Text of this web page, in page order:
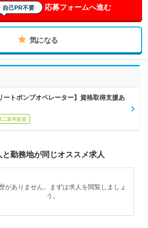
自己PR不要 応募フォームへ進む
気になる
ートポンプオペレーター】資格取得支援あ
二新卒歓迎
と勤務地が同じオススメ求人
がありません。まずは求人を閲覧しましょ
う。